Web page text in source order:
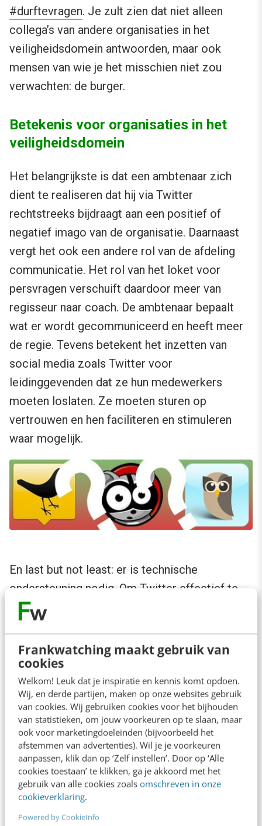
Frankwatching maakt gebruik van
cookies
Welkom! Leuk dat je inspiratie en kennis komt opdoen.
Wij, en derde partijen, maken op onze websites gebruik
van cookies. Wij gebruiken cookies voor het bijhouden
van statistieken, om jouw voorkeuren op te slaan, maar
ook voor marketingdoeleinden (bijvoorbeeld het
afstemmen van advertenties). Wil je je voorkeuren
aanpassen, klik dan op ‘Zelf instellen’. Door op ‘Alle
cookies toestaan’ te klikken, ga je akkoord met het
gebruik van alle cookies zoals omschreven in onze
cookieverklaring.
Powered by CookieInfo
#durftevragen. Je zult zien dat niet alleen
collega’s van andere organisaties in het
veiligheidsdomein antwoorden, maar ook
mensen van wie je het misschien niet zou
verwachten: de burger.
Betekenis voor organisaties in het
veiligheidsdomein
Het belangrijkste is dat een ambtenaar zich
dient te realiseren dat hij via Twitter
rechtstreeks bijdraagt aan een positief of
negatief imago van de organisatie. Daarnaast
vergt het ook een andere rol van de afdeling
communicatie. Het rol van het loket voor
persvragen verschuift daardoor meer van
regisseur naar coach. De ambtenaar bepaalt
wat er wordt gecommuniceerd en heeft meer
de regie. Tevens betekent het inzetten van
social media zoals Twitter voor
leidinggevenden dat ze hun medewerkers
moeten loslaten. Ze moeten sturen op
vertrouwen en hen faciliteren en stimuleren
waar mogelijk.
En last but not least: er is technische
ondersteuning nodig. Om Twitter effectief te
kunnen inzetten moet je de juiste tools
en heeft niet veel mogelijkheden. Met (gratis)
applicaties als
Seesmic kan er veel efficiënter en effectiever
met Twitter omgegaan worden. Daarnaast
bestaan er ook betaalde applicaties.
Organisaties zijn echter niet altijd op de hoogte
van het bestaan van deze tools. Daarnaast kan
Tweetdeck bijvoorbeeld niet altijd worden
geïnstalleerd binnen gemeentehuizen of
politiebureaus. En voor ambtenaren met een